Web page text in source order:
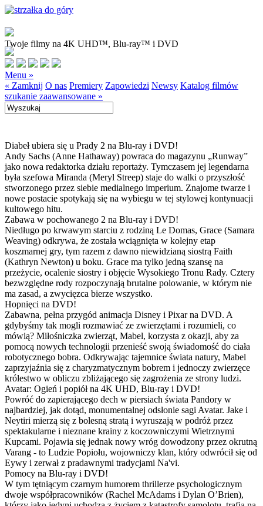
Twoje filmy na 4K UHD™, Blu-ray™ i DVD
Menu »
« Zamknij O nas Premiery Zapowiedzi Newsy Katalog filmów
szukanie zaawansowane »
Diabeł ubiera się u Prady 2 na Blu-ray i DVD!
Andy Sachs (Anne Hathaway) powraca do magazynu „Runway”
jako nowa redaktorka działu reportaży. Tymczasem jej legendarna
była szefowa Miranda (Meryl Streep) staje do walki o przyszłość
stworzonego przez siebie medialnego imperium. Znajome twarze i
nowe postacie spotykają się na wybiegu w tej stylowej kontynuacji
kultowego hitu.
Zabawa w pochowanego 2 na Blu-ray i DVD!
Niedługo po krwawym starciu z rodziną Le Domas, Grace (Samara
Weaving) odkrywa, że została wciągnięta w kolejny etap
koszmarnej gry, tym razem z dawno niewidzianą siostrą Faith
(Kathryn Newton) u boku. Grace ma tylko jedną szansę na
przeżycie, ocalenie siostry i objęcie Wysokiego Tronu Rady. Cztery
bezwzględne rody rozpoczynają brutalne polowanie, w którym nie
ma zasad, a zwycięzca bierze wszystko.
Hopnięci na DVD!
Zabawna, pełna przygód animacja Disney i Pixar na DVD. A
gdybyśmy tak mogli rozmawiać ze zwierzętami i rozumieli, co
mówią? Miłośniczka zwierząt, Mabel, korzysta z okazji, aby za
pomocą nowych technologii przenieść swoją świadomość do ciała
robotycznego bobra. Odkrywając tajemnice świata natury, Mabel
zaprzyjaźnia się z charyzmatycznym bobrem i jednoczy zwierzęce
królestwo w obliczu zbliżającego się zagrożenia ze strony ludzi.
Avatar: Ogień i popiół na 4K UHD, Blu-ray i DVD!
Powróć do zapierającego dech w piersiach świata Pandory w
najbardziej, jak dotąd, monumentalnej odsłonie sagi Avatar. Jake i
Neytiri mierzą się z bolesną stratą i wyruszają w podróż przez
spektakularne i nieznane krainy z koczowniczymi Wietrznymi
Kupcami. Pojawia się jednak nowy wróg dowodzony przez okrutną
Varang - to Ludzie Popiołu, wojowniczy klan, który odwrócił się od
Eywy i zerwał z pradawnymi tradycjami Na'vi.
Pomocy na Blu-ray i DVD!
W tym tętniącym czarnym humorem thrillerze psychologicznym
dwoje współpracowników (Rachel McAdams i Dylan O’Brien),